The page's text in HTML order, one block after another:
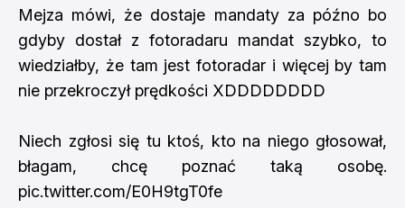
Mejza mówi, że dostaje mandaty za późno bo
gdyby dostał z fotoradaru mandat szybko, to
wiedziałby, że tam jest fotoradar i więcej by tam
nie przekroczył prędkości XDDDDDDDD
Niech zgłosi się tu ktoś, kto na niego głosował,
błagam, chcę poznać taką osobę.
pic.twitter.com/E0H9tgT0fe